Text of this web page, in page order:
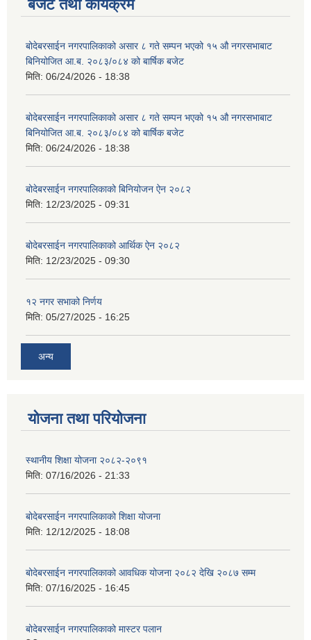
बजेट तथा कार्यक्रम
बोदेबरसाईन नगरपालिकाको असार ८ गते सम्पन भएको १५ ‍‍‍औ नगरसभाबाट
बिनियोजित आ.ब. २०८३/०८४ को बार्षिक बजेट
मिति: 06/24/2026 - 18:38
बोदेबरसाईन नगरपालिकाको असार ८ गते सम्पन भएको १५ ‍‍‍औ नगरसभाबाट
बिनियोजित आ.ब. २०८३/०८४ को बार्षिक बजेट
मिति: 06/24/2026 - 18:38
बोदेबरसाईन नगरपालिकाको बिनियोजन ऐन २०८२
मिति: 12/23/2025 - 09:31
बोदेबरसाईन नगरपालिकाको आर्थिक ऐन २०८२
मिति: 12/23/2025 - 09:30
१२ नगर सभाको निर्णय
मिति: 05/27/2025 - 16:25
अन्य
योजना तथा परियोजना
स्थानीय शिक्षा योजना २०८२-२०९१
मिति: 07/16/2026 - 21:33
बोदेबरसाईन नगरपालिकाको शिक्षा योजना
मिति: 12/12/2025 - 18:08
बोदेबरसाईन नगरपालिकाको आवधिक योजना २०८२ देखि २०८७ सम्म
मिति: 07/16/2025 - 16:45
बोदेबरसाईन नगरपालिकाको मास्टर पलान